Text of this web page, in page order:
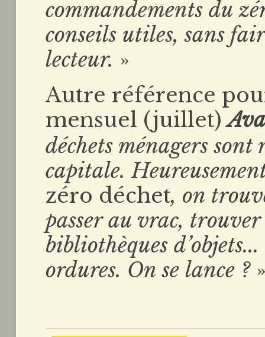
commandements du
conseils utiles, sans
lecteur. »
Autre référence
mensuel (juillet)
déchets ménagers sont
capitale.
zéro déchet, on
passer au vrac, trouver
bibliothèques
ordures. On se lance ?